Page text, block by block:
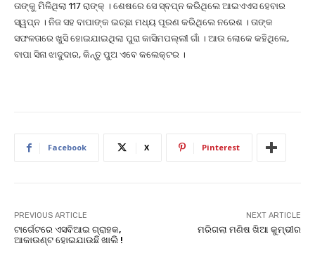
ତାଙ୍କୁ ମିଳିଥିଲା 117 ରାଙ୍କ୍ । ଶେଷରେ ସେ ସ୍ବପ୍ନ କରିଥିଲେ ଆଇଏଏସ ହେବାର
ସ୍ୱପ୍ନ । ନିଜ ସହ ବାପାଙ୍କ ଇଚ୍ଛା ମଧ୍ୟ ପୂରଣ କରିଥିଲେ ନରେଶ । ତାଙ୍କ
ସଫଳତାରେ ଖୁସି ହୋଇଯାଇଥିଲା ପୁରା କାସିମପଲ୍ଲୀ ଗାଁ । ଆଉ ଲୋକେ କହିଥିଲେ,
ବାପା ସିନା ଝାଦୁଦାର, କିନ୍ତୁ ପୁଅ ଏବେ କଲେକ୍ଟର ।
Facebook X Pinterest
PREVIOUS ARTICLE
ଟାର୍ଗେଟରେ ଏସବିଆଇ ଗ୍ରାହକ,
ଆକାଉଣ୍ଟ ହୋଇଯାଉଛି ଖାଲି !
NEXT ARTICLE
ମରିଗଲା ମଣିଷ ଖିଆ କୁମ୍ଭୀର